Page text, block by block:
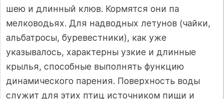
шею и длинный клюв. Кормятся они па
мелководьях. Для надводных летунов (чайки,
альбатросы, буревестники), как уже
указывалось, характерны узкие и длинные
крылья, способные выполнять функцию
динамического парения. Поверхность воды
служит для этих птиц источником пищи и